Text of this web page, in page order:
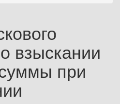
взыскании
при